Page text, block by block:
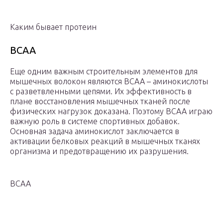
Каким бывает протеин
BCAA
Еще одним важным строительным элементов для
мышечных волокон являются ВСАА – аминокислоты
с разветвленными цепями. Их эффективность в
плане восстановления мышечных тканей после
физических нагрузок доказана. Поэтому ВСАА играю
важную роль в системе спортивных добавок.
Основная задача аминокислот заключается в
активации белковых реакций в мышечных тканях
организма и предотвращению их разрушения.
ВСАА